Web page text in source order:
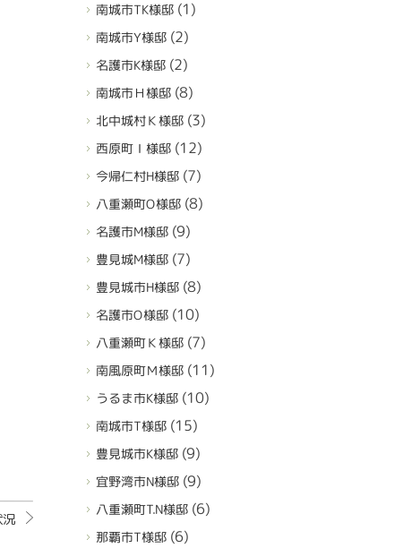
南城市TK様邸(1)
南城市Y様邸(2)
名護市K様邸(2)
南城市Ｈ様邸(8)
北中城村Ｋ様邸(3)
西原町Ｉ様邸(12)
今帰仁村H様邸(7)
八重瀬町O様邸(8)
名護市M様邸(9)
豊見城M様邸(7)
豊見城市H様邸(8)
名護市O様邸(10)
八重瀬町Ｋ様邸(7)
南風原町Ｍ様邸(11)
うるま市K様邸(10)
南城市T様邸(15)
豊見城市K様邸(9)
宜野湾市N様邸(9)
八重瀬町T.N様邸(6)
那覇市T様邸(6)